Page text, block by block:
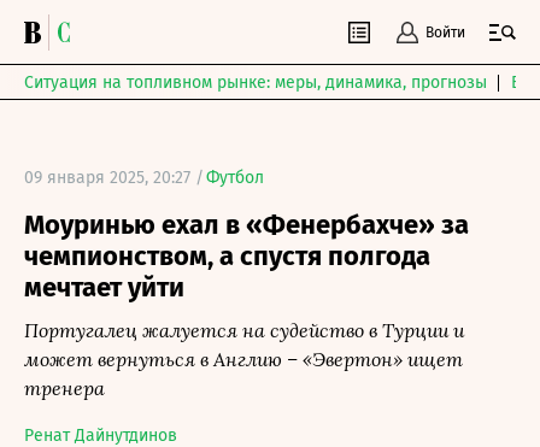
Войти
Ситуация на топливном рынке: меры, динамика, прогнозы
09 января 2025, 20:27 /Футбол
Моуринью ехал в «Фенербахче» за
чемпионством, а спустя полгода
мечтает уйти
Португалец жалуется на судейство в Турции и
может вернуться в Англию – «Эвертон» ищет
тренера
Ренат Дайнутдинов